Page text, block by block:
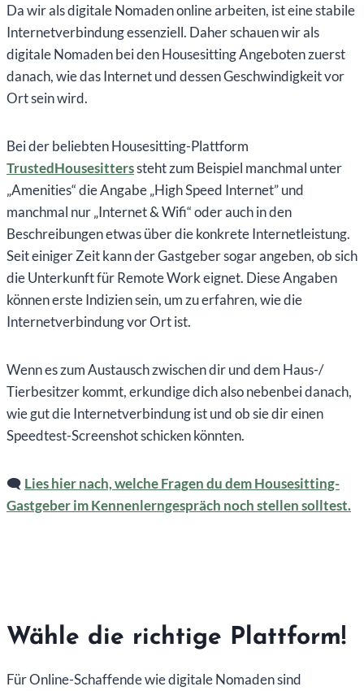
Da wir als digitale Nomaden online arbeiten, ist eine stabile
Internetverbindung essenziell. Daher schauen wir als
digitale Nomaden bei den Housesitting Angeboten zuerst
danach, wie das Internet und dessen Geschwindigkeit vor
Ort sein wird.
Bei der beliebten Housesitting-Plattform
TrustedHousesitterssteht zum Beispiel manchmal unter
„Amenities“ die Angabe „High Speed Internet” und
manchmal nur „Internet & Wifi“ oder auch in den
Beschreibungen etwas über die konkrete Internetleistung.
Seit einiger Zeit kann der Gastgeber sogar angeben, ob sich
die Unterkunft für Remote Work eignet. Diese Angaben
können erste Indizien sein, um zu erfahren, wie die
Internetverbindung vor Ort ist.
Wenn es zum Austausch zwischen dir und dem Haus-/
Tierbesitzer kommt, erkundige dich also nebenbei danach,
wie gut die Internetverbindung ist und ob sie dir einen
Speedtest-Screenshot schicken könnten.
🗨️ Lies hier nach, welche Fragen du dem Housesitting-
Gastgeber im Kennenlerngespräch noch stellen solltest.
Wähle die richtige Plattform!
Für Online-Schaffende wie digitale Nomaden sind